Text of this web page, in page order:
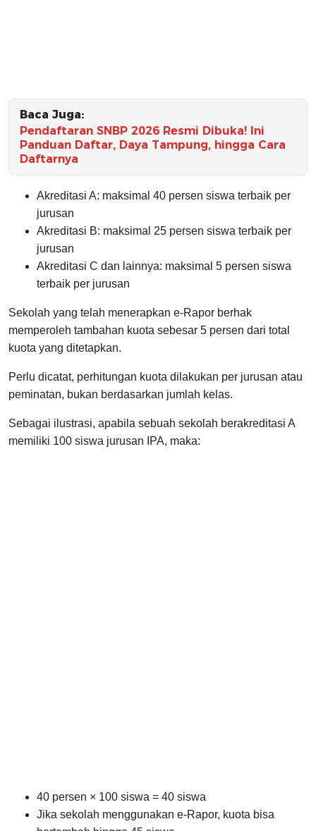
Baca Juga:
Pendaftaran SNBP 2026 Resmi Dibuka! Ini
Panduan Daftar, Daya Tampung, hingga Cara
Daftarnya
Akreditasi A: maksimal 40 persen siswa terbaik per
jurusan
Akreditasi B: maksimal 25 persen siswa terbaik per
jurusan
Akreditasi C dan lainnya: maksimal 5 persen siswa
terbaik per jurusan
Sekolah yang telah menerapkan e-Rapor berhak
memperoleh tambahan kuota sebesar 5 persen dari total
kuota yang ditetapkan.
Perlu dicatat, perhitungan kuota dilakukan per jurusan atau
peminatan, bukan berdasarkan jumlah kelas.
Sebagai ilustrasi, apabila sebuah sekolah berakreditasi A
memiliki 100 siswa jurusan IPA, maka:
40 persen × 100 siswa = 40 siswa
Jika sekolah menggunakan e-Rapor, kuota bisa